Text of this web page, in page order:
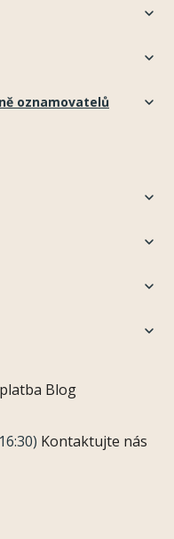
oznamovatelů
Blog
Kontaktujte nás